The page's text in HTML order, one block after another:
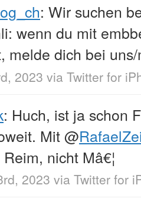
: Wir suchen
wenn du mit
melde dich bei uns/
2023 via Twitter for
: Huch, ist ja schon
Mit@
nicht Mâ€¦
2023 via Twitter for